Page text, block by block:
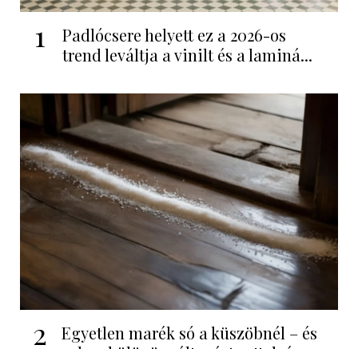
1
Padlócsere helyett ez a 2026-os
trend leváltja a vinilt és a laminá...
2
Egyetlen marék só a küszöbnél – és